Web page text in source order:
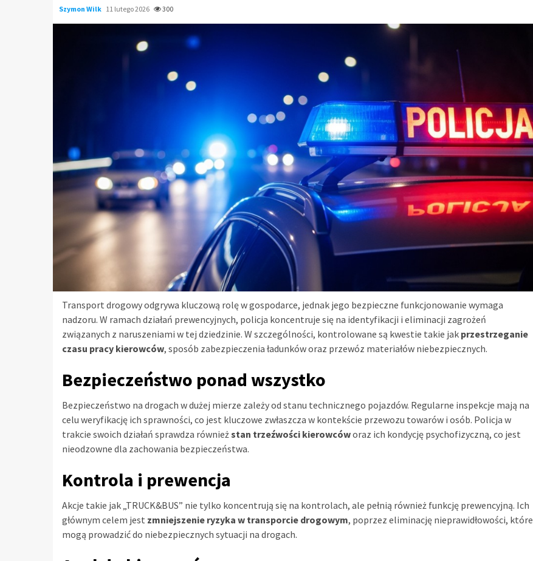
Szymon Wilk 11 lutego 2026 300
Transport drogowy odgrywa kluczową rolę w gospodarce, jednak jego bezpieczne funkcjonowanie wymaga
nadzoru. W ramach działań prewencyjnych, policja koncentruje się na identyfikacji i eliminacji zagrożeń
związanych z naruszeniami w tej dziedzinie. W szczególności, kontrolowane są kwestie takie jak przestrzeganie
czasu pracy kierowców, sposób zabezpieczenia ładunków oraz przewóz materiałów niebezpiecznych.
Bezpieczeństwo ponad wszystko
Bezpieczeństwo na drogach w dużej mierze zależy od stanu technicznego pojazdów. Regularne inspekcje mają na
celu weryfikację ich sprawności, co jest kluczowe zwłaszcza w kontekście przewozu towarów i osób. Policja w
trakcie swoich działań sprawdza równieżstan trzeźwości kierowcóworaz ich kondycję psychofizyczną, co jest
nieodzowne dla zachowania bezpieczeństwa.
Kontrola i prewencja
Akcje takie jak „TRUCK&BUS” nie tylko koncentrują się na kontrolach, ale pełnią również funkcję prewencyjną. Ich
głównym celem jest zmniejszenie ryzyka w transporcie drogowym, poprzez eliminację nieprawidłowości, które
mogą prowadzić do niebezpiecznych sytuacji na drogach.